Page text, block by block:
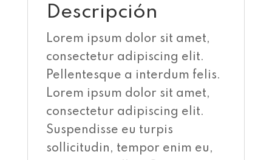
Descripción
Lorem ipsum dolor sit amet,
consectetur adipiscing elit.
Pellentesque a interdum felis.
Lorem ipsum dolor sit amet,
consectetur adipiscing elit.
Suspendisse eu turpis
sollicitudin, tempor enim eu,